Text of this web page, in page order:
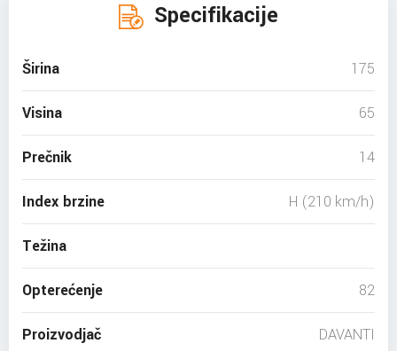
Specifikacije
Širina 175
Visina 65
Prečnik 14
Index brzine H (210 km/h)
Težina
Opterećenje 82
Proizvodjač DAVANTI